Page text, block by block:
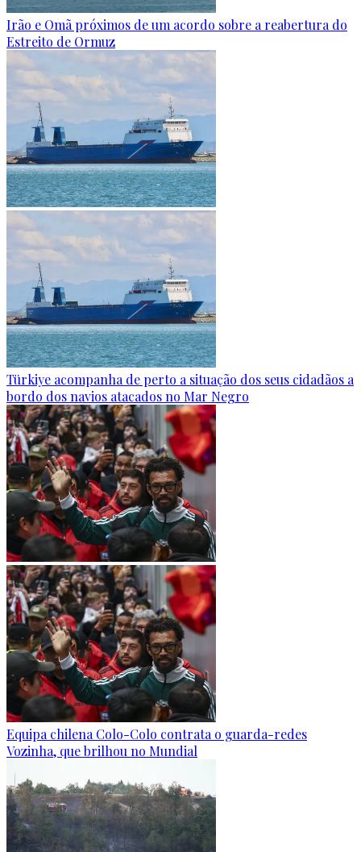
Irão e Omã próximos de um acordo sobre a reabertura do
Estreito de Ormuz
Türkiye acompanha de perto a situação dos seus cidadãos a
bordo dos navios atacados no Mar Negro
Equipa chilena Colo-Colo contrata o guarda-redes
Vozinha, que brilhou no Mundial